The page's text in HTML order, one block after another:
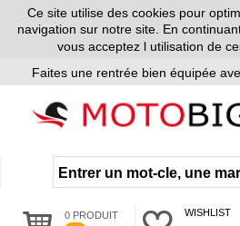
Ce site utilise des cookies pour
navigation sur notre site. En
vous acceptez l utilisation de
Faites une rentrée bien équipée
0 PRODUIT
WISHLIST